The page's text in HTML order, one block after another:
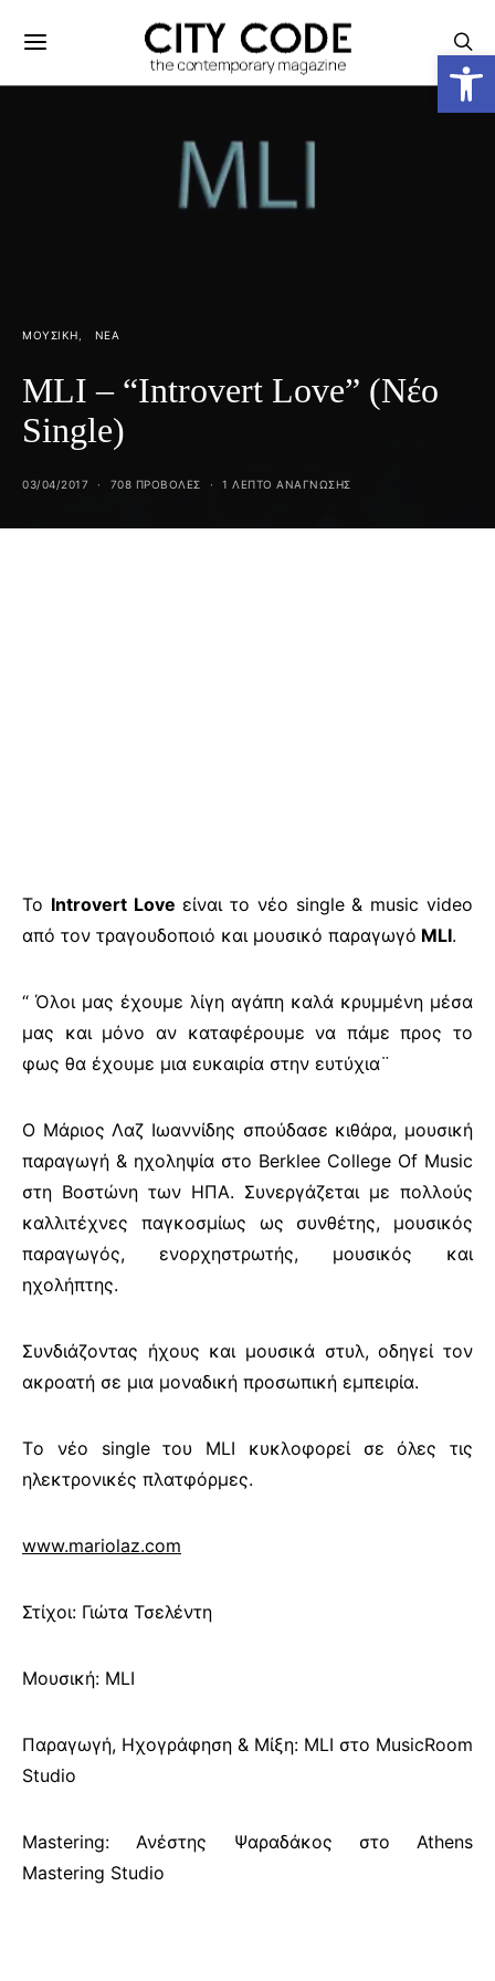
ΜΟΥΣΙΚΉ ΝΈΑ
MLI – “Introvert Love” (Νέο
Single)
03/04/2017 708 ΠΡΟΒΟΛΕΣ 1 ΛΕΠΤΟ ΑΝΆΓΝΩΣΗΣ
Το Introvert Love είναι το νέο single & music video
από τον τραγουδοποιό και μουσικό παραγωγό MLI.
“ Όλοι μας έχουμε λίγη αγάπη καλά κρυμμένη μέσα
μας και μόνο αν καταφέρουμε να πάμε προς το
φως θα έχουμε μια ευκαιρία στην ευτύχια¨
Ο Μάριος Λαζ Ιωαννίδης σπούδασε κιθάρα, μουσική
παραγωγή & ηχοληψία στο Berklee College Of Music
στη Βοστώνη των ΗΠΑ. Συνεργάζεται με πολλούς
καλλιτέχνες παγκοσμίως ως συνθέτης, μουσικός
παραγωγός, ενορχηστρωτής, μουσικός και
ηχολήπτης.
Συνδιάζοντας ήχους και μουσικά στυλ, οδηγεί τον
ακροατή σε μια μοναδική προσωπική εμπειρία.
Τo νέο singleτου MLI κυκλοφορεί σε όλες τις
ηλεκτρονικές πλατφόρμες.
www.mariolaz.com
Στίχοι: Γιώτα Τσελέντη
Μουσική: MLI
Παραγωγή, Ηχογράφηση & Μίξη: MLI στο MusicRoom
Studio
Mastering: Ανέστης Ψαραδάκος στο Athens
Mastering Studio